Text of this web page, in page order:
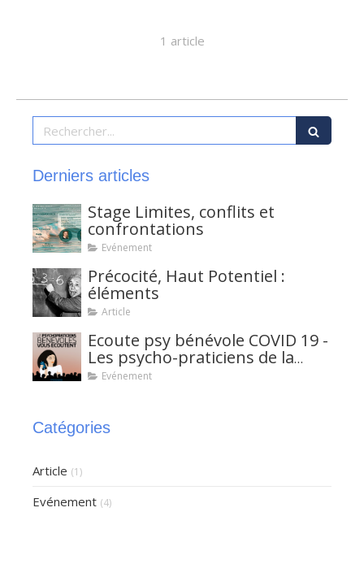
1 article
Rechercher
Derniers articles
Stage Limites, conflits et
confrontations
Evénement
Précocité, Haut Potentiel :
éléments
Article
Ecoute psy bénévole COVID 19 -
Les psycho-praticiens de la
FF2P
Evénement
Catégories
Article (1)
Evénement (4)